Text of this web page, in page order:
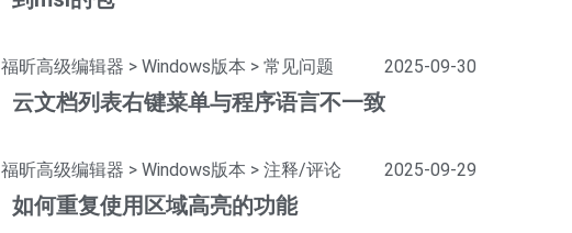
福昕高级编辑器 > Windows版本 > 常见问题 2025-09-30
云文档列表右键菜单与程序语言不一致
福昕高级编辑器 > Windows版本 > 注释/评论 2025-09-29
如何重复使用区域高亮的功能